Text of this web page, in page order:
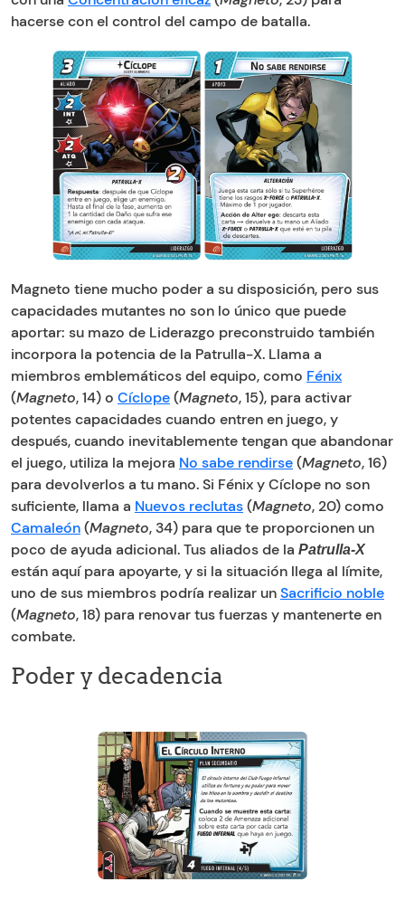
hacerse con el control del campo de batalla.
Magneto tiene mucho poder a su disposición, pero sus
capacidades mutantes no son lo único que puede
aportar: su mazo de Liderazgo preconstruido también
incorpora la potencia de la Patrulla-X. Llama a
miembros emblemáticos del equipo, como Fénix
(Magneto, 14) o Cíclope(Magneto, 15), para activar
potentes capacidades cuando entren en juego, y
después, cuando inevitablemente tengan que abandonar
el juego, utiliza la mejora No sabe rendirse(Magneto, 16)
para devolverlos a tu mano. Si Fénix y Cíclope no son
suficiente, llama a Nuevos reclutas(Magneto, 20) como
Camaleón(Magneto, 34) para que te proporcionen un
poco de ayuda adicional. Tus aliados de la Patrulla-X
están aquí para apoyarte, y si la situación llega al límite,
uno de sus miembros podría realizar unSacrificio noble
(Magneto, 18) para renovar tus fuerzas y mantenerte en
combate.
Poder y decadencia